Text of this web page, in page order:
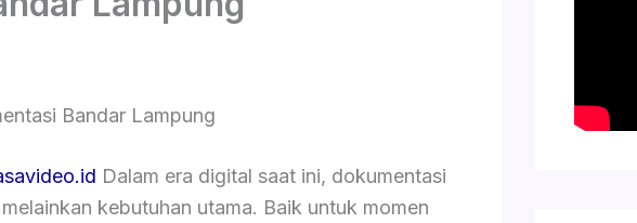
Bandar Lampung
Dalam era digital saat ini, dokumentasi
kebutuhan utama. Baik untuk momen